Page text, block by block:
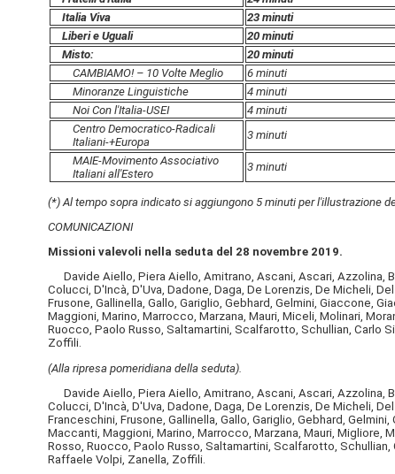
Italia Viva
23 minuti
Liberi e Uguali
20 minuti
Misto:
20 minuti
CAMBIAMO! – 10 Volte Meglio
6 minuti
Minoranze Linguistiche
4 minuti
Noi Con l'Italia-USEI
4 minuti
Centro Democratico-Radicali
Italiani-+Europa
3 minuti
MAIE-Movimento Associativo
Italiani all'Estero
3 minuti
(*) Al tempo sopra indicato si aggiungono 5 minuti per l'illustrazione
COMUNICAZIONI
Missioni valevoli nella seduta del 28 novembre 2019.
Davide Aiello, Piera Aiello, Amitrano, Ascani, Ascari, Azzolina,
Colucci, D'Incà, D'Uva, Dadone, Daga, De Lorenzis, De Micheli,
Frusone, Gallinella, Gallo, Gariglio, Gebhard, Gelmini, Giaccone,
Maggioni, Marino, Marrocco, Marzana, Mauri, Miceli, Molinari,
Ruocco, Paolo Russo, Saltamartini, Scalfarotto, Schullian, Carlo
Zoffili.
(Alla ripresa pomeridiana della seduta).
Davide Aiello, Piera Aiello, Amitrano, Ascani, Ascari, Azzolina,
Colucci, D'Incà, D'Uva, Dadone, Daga, De Lorenzis, De Micheli,
Franceschini, Frusone, Gallinella, Gallo, Gariglio, Gebhard,
Maccanti, Maggioni, Marino, Marrocco, Marzana, Mauri, Migliore,
Rosso, Ruocco, Paolo Russo, Saltamartini, Scalfarotto,
Raffaele Volpi, Zanella, Zoffili.